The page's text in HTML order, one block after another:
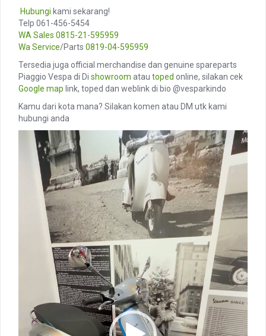
Hubungi kami sekarang!
Telp 061-456-5454
WA Sales 0815-21-595959
Wa Service/Parts 0819-04-595959
Tersedia juga official merchandise dan genuine spareparts
Piaggio Vespa di Di showroom atau toped online, silakan cek
Google map link, toped dan weblink di bio @vesparkindo
Kamu dari kota mana? Silakan komen atau DM utk kami
hubungi anda
Video
Player